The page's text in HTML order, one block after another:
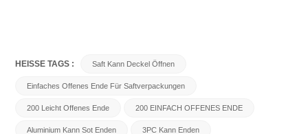
HEISSE TAGS : Saft Kann Deckel Öffnen
Einfaches Offenes Ende Für Saftverpackungen
200 Leicht Offenes Ende 200 EINFACH OFFENES ENDE
Aluminium Kann Sot Enden 3PC Kann Enden